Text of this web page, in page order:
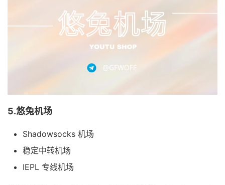
5.悠兔机场
Shadowsocks 机场
稳定中转机场
IEPL 专线机场